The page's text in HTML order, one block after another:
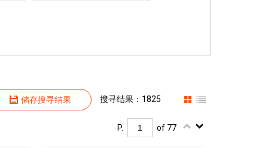
储存搜寻结果 搜寻结果：1825
P. of 77